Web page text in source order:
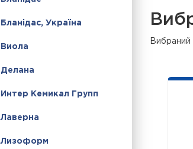
Бланідас, Україна
Виола
Делана
Интер Кемикал Групп
Лаверна
Лизоформ
Вибраний